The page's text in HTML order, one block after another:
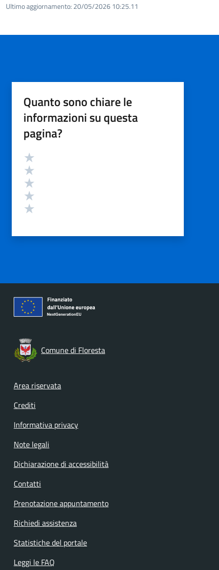
Ultimo aggiornamento: 20/05/2026 10:25.11
Quanto sono chiare le
informazioni su questa
pagina?
Valutazione
Comune di Floresta
Footer menu
Area riservata
Crediti
Informativa privacy
Note legali
Dichiarazione di accessibilità
Contatti
Prenotazione appuntamento
Richiedi assistenza
Statistiche del portale
Leggi le FAQ